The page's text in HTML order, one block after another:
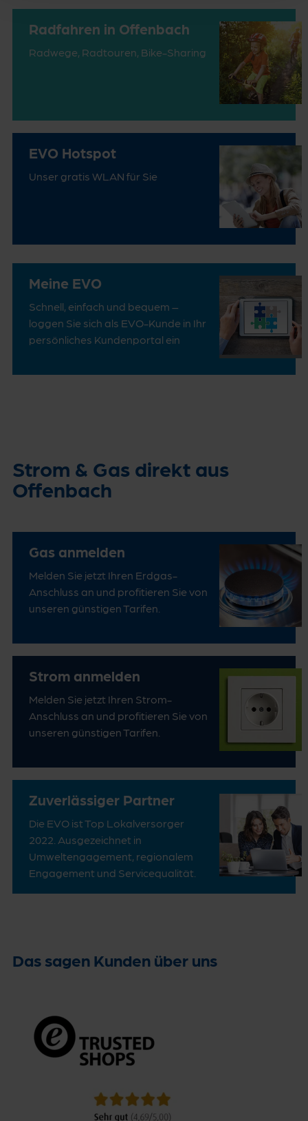
Radfahren in Offenbach
Radwege, Radtouren, Bike-Sharing
EVO Hotspot
Unser gratis WLAN für Sie
Meine EVO
Schnell, einfach und bequem –
loggen Sie sich als EVO-Kunde in Ihr
persönliches Kundenportal ein
Strom & Gas direkt aus
Offenbach
Gas anmelden
Melden Sie jetzt Ihren Erdgas-
Anschluss an und profitieren Sie von
unseren günstigen Tarifen.
Strom anmelden
Melden Sie jetzt Ihren Strom-
Anschluss an und profitieren Sie von
unseren günstigen Tarifen.
Zuverlässiger Partner
Die EVO ist Top Lokalversorger
2022. Ausgezeichnet in
Umweltengagement, regionalem
Engagement und Servicequalität.
Das sagen Kunden über uns